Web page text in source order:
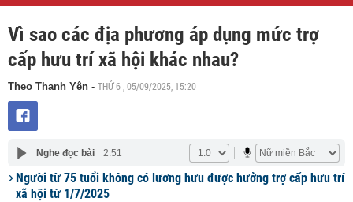
Vì sao các địa phương áp dụng mức trợ
cấp hưu trí xã hội khác nhau?
Theo Thanh Yên - THỨ 6 , 05/09/2025, 15:20
Nghe đọc bài 2:51
Người từ 75 tuổi không có lương hưu được hưởng trợ cấp hưu trí
xã hội từ 1/7/2025